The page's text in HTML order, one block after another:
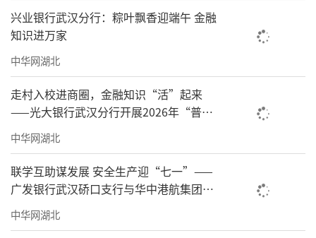
兴业银行武汉分行：粽叶飘香迎端午 金融
知识进万家
中华网湖北
走村入校进商圈，金融知识“活”起来
——光大银行武汉分行开展2026年“普及
金融知识万里行”系列活动
中华网湖北
联学互助谋发展 安全生产迎“七一”——
广发银行武汉硚口支行与华中港航集团开
展联合主题党日活动
中华网湖北